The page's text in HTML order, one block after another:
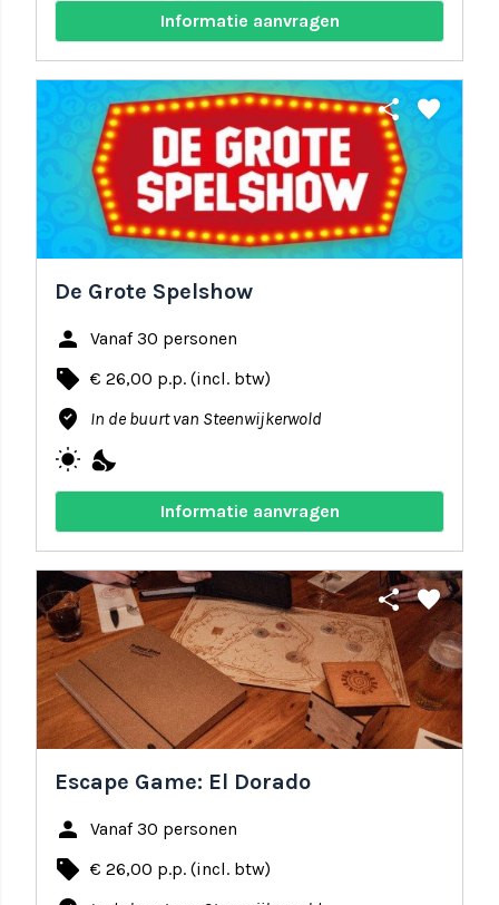
Informatie aanvragen
share favorite
De Grote Spelshow
person Vanaf 30 personen
local_offer € 26,00 p.p. (incl. btw)
where_to_vote In de buurt van Steenwijkerwold
wb_sunny nights_stay
Informatie aanvragen
share favorite
Escape Game: El Dorado
person Vanaf 30 personen
local_offer € 26,00 p.p. (incl. btw)